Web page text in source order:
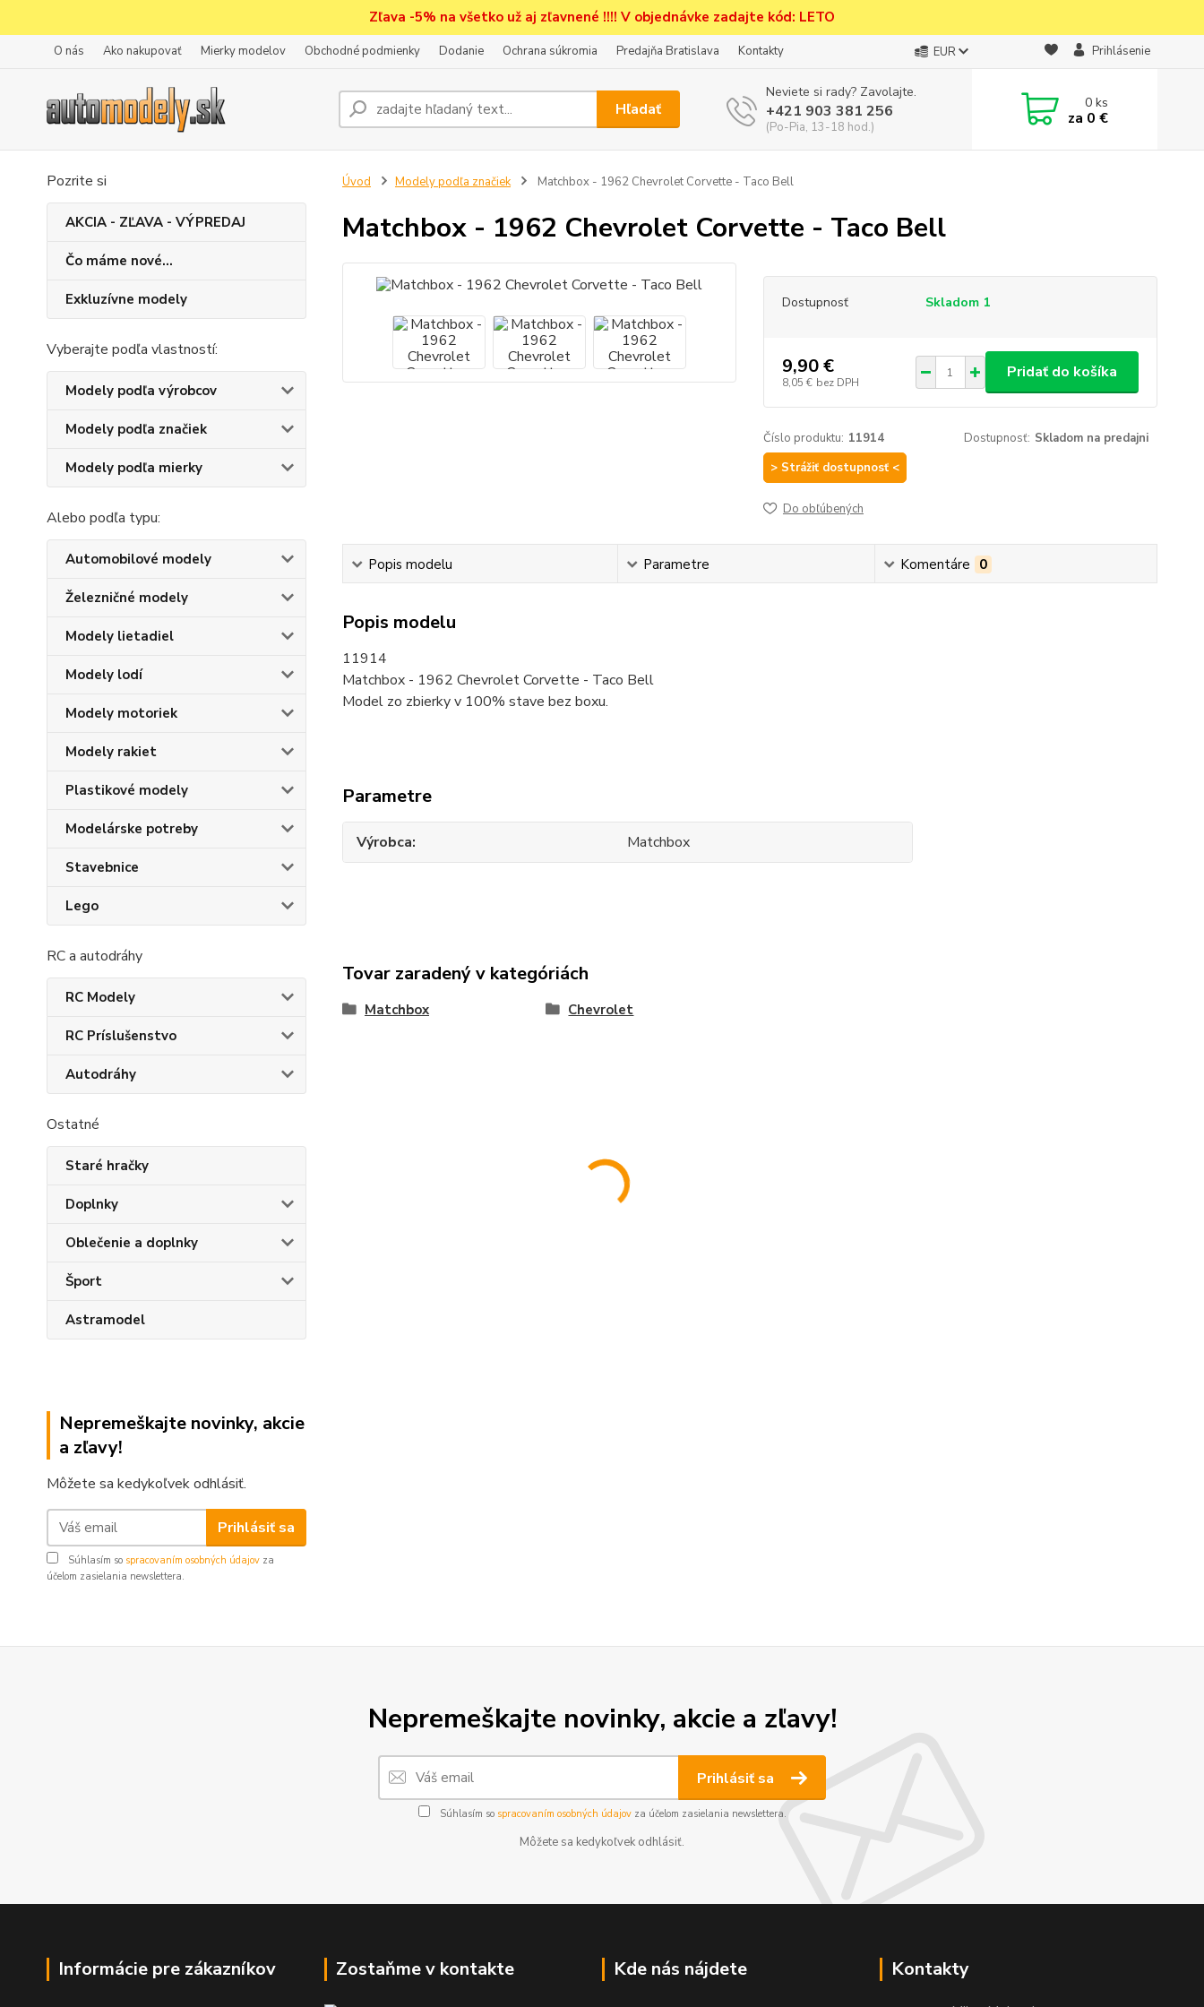
Zľava -5% na všetko už aj zľavnené !!!! V objednávke zadajte kód: LETO
O nás Ako nakupovať Mierky modelov Obchodné podmienky Dodanie Ochrana súkromia Predajňa Bratislava Kontakty EUR Prihlásenie
Hľadať
Neviete si rady? Zavolajte.
+421 903 381 256
(Po-Pia, 13-18 hod.)
0ks
za 0 €
Pozrite si
AKCIA - ZĽAVA - VÝPREDAJ
Čo máme nové...
Exkluzívne modely
Vyberajte podľa vlastností:
Modely podľa výrobcov
Modely podľa značiek
Modely podľa mierky
Alebo podľa typu:
Automobilové modely
Železničné modely
Modely lietadiel
Modely lodí
Modely motoriek
Modely rakiet
Plastikové modely
Modelárske potreby
Stavebnice
Lego
RC a autodráhy
RC Modely
RC Príslušenstvo
Autodráhy
Ostatné
Staré hračky
Doplnky
Oblečenie a doplnky
Šport
Astramodel
Nepremeškajte novinky, akcie
a zľavy!
Môžete sa kedykoľvek odhlásiť.
Prihlásiť sa
Súhlasím so spracovaním osobných údajov za
účelom zasielania newslettera.
Úvod Modely podľa značiek Matchbox - 1962 Chevrolet Corvette - Taco Bell
Matchbox - 1962 Chevrolet Corvette - Taco Bell
Dostupnosť Skladom 1
9,90 €
8,05 € bez DPH
Pridať do košíka
Číslo produktu: 11914 Dostupnosť: Skladom na predajni
> Strážiť dostupnosť <
Do obľúbených
Popis modelu Parametre Komentáre 0
Popis modelu
11914
Matchbox - 1962 Chevrolet Corvette - Taco Bell
Model zo zbierky v 100% stave bez boxu.
Parametre
Výrobca Matchbox
Tovar zaradený v kategóriách
Matchbox Chevrolet
Nepremeškajte novinky, akcie a zľavy!
Prihlásiť sa
Súhlasím so spracovaním osobných údajovza účelom zasielania newslettera.
Môžete sa kedykoľvek odhlásiť.
Informácie pre zákazníkov Zostaňme v kontakte Kde nás nájdete Kontakty